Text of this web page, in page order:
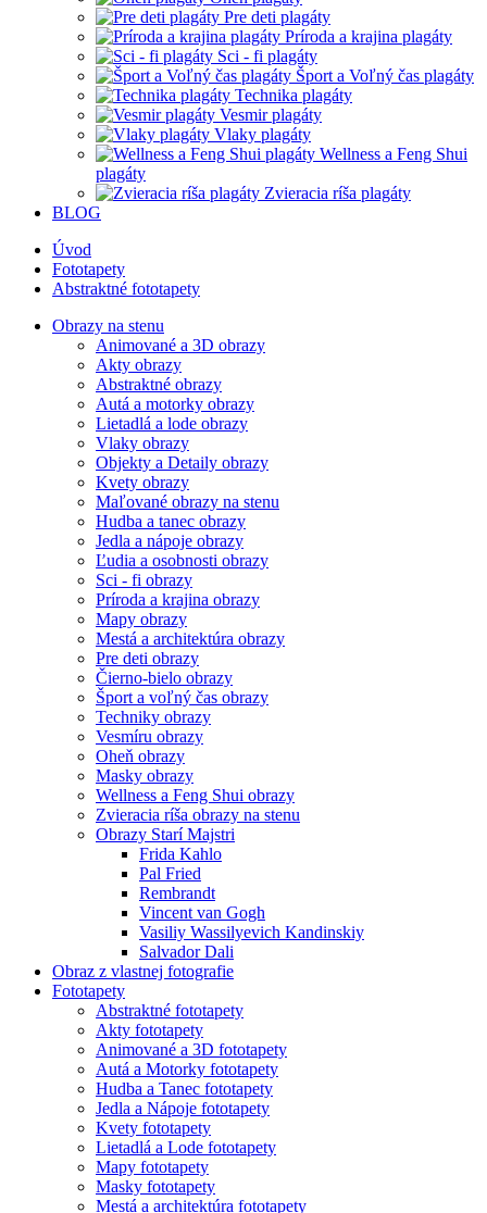
Pre deti plagáty
Príroda a krajina plagáty
Sci - fi plagáty
Šport a Voľný čas plagáty
Technika plagáty
Vesmir plagáty
Vlaky plagáty
Wellness a Feng Shui
plagáty
Zvieracia ríša plagáty
BLOG
Úvod
Fototapety
Abstraktné fototapety
Obrazy na stenu
Animované a 3D obrazy
Akty obrazy
Abstraktné obrazy
Autá a motorky obrazy
Lietadlá a lode obrazy
Vlaky obrazy
Objekty a Detaily obrazy
Kvety obrazy
Maľované obrazy na stenu
Hudba a tanec obrazy
Jedla a nápoje obrazy
Ľudia a osobnosti obrazy
Sci - fi obrazy
Príroda a krajina obrazy
Mapy obrazy
Mestá a architektúra obrazy
Pre deti obrazy
Čierno-bielo obrazy
Šport a voľný čas obrazy
Techniky obrazy
Vesmíru obrazy
Oheň obrazy
Masky obrazy
Wellness a Feng Shui obrazy
Zvieracia ríša obrazy na stenu
Obrazy Starí Majstri
Frida Kahlo
Pal Fried
Rembrandt
Vincent van Gogh
Vasiliy Wassilyevich Kandinskiy
Salvador Dali
Obraz z vlastnej fotografie
Fototapety
Abstraktné fototapety
Akty fototapety
Animované a 3D fototapety
Autá a Motorky fototapety
Hudba a Tanec fototapety
Jedla a Nápoje fototapety
Kvety fototapety
Lietadlá a Lode fototapety
Mapy fototapety
Masky fototapety
Mestá a architektúra fototapety